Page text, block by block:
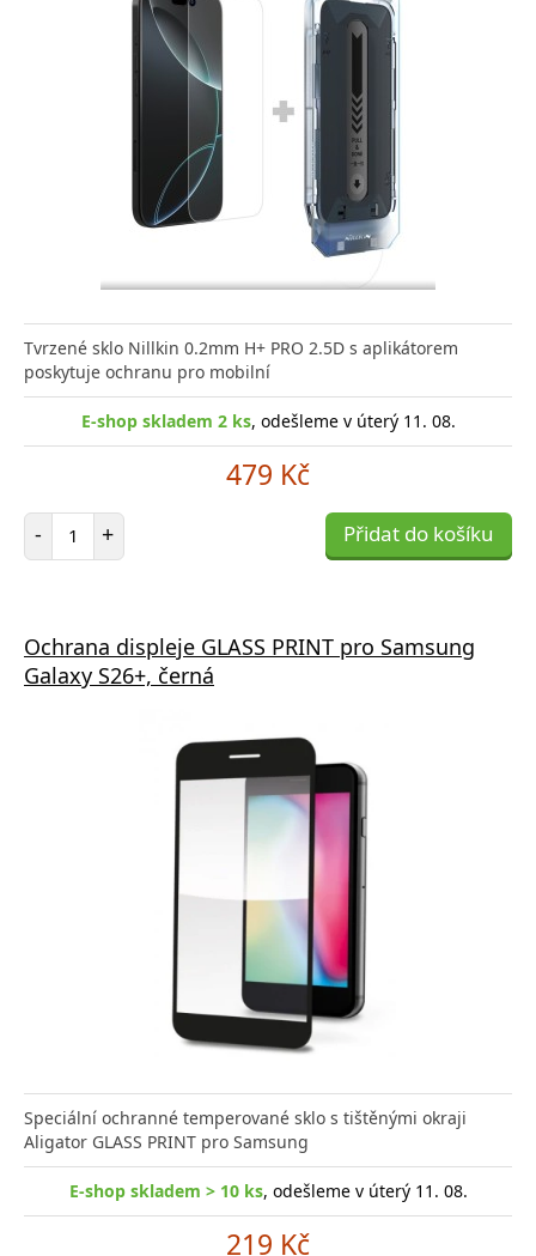
Tvrzené sklo Nillkin 0.2mm H+ PRO 2.5D s aplikátorem
poskytuje ochranu pro mobilní
E-shop skladem 2 ks, odešleme v úterý 11. 08.
479 Kč
- Počet položek
+ Přidat do košíku
Ochrana displeje GLASS PRINT pro Samsung
Galaxy S26+, černá
Speciální ochranné temperované sklo s tištěnými okraji
Aligator GLASS PRINT pro Samsung
E-shop skladem > 10 ks, odešleme v úterý 11. 08.
219 Kč